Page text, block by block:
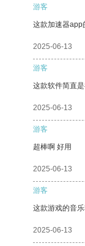
游客
这款加速器app
2025-06-13
游客
这款软件简直
2025-06-13
游客
超棒啊 好用
2025-06-13
游客
这款游戏的音
2025-06-13